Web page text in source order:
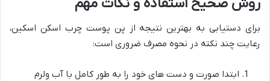
روش صحیح استفاده و نکات مهم
برای دستیابی به بهترین نتیجه از پن پوست چرب اسکن اسکین،
رعایت چند نکته در نحوه مصرف ضروری است:
ابتدا صورت و دست های خود را به طور کامل با آب ولرم